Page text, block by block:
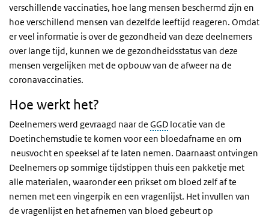
verschillende vaccinaties, hoe lang mensen beschermd zijn en
hoe verschillend mensen van dezelfde leeftijd reageren. Omdat
er veel informatie is over de gezondheid van deze deelnemers
over lange tijd, kunnen we de gezondheidsstatus van deze
mensen vergelijken met de opbouw van de afweer na de
coronavaccinaties.
Hoe werkt het?
Deelnemers werd gevraagd naar de GGD locatie van de
Doetinchemstudie te komen voor een bloedafname en om
neusvocht en speeksel af te laten nemen. Daarnaast ontvingen
Deelnemers op sommige tijdstippen thuis een pakketje met
alle materialen, waaronder een prikset om bloed zelf af te
nemen met een vingerpik en een vragenlijst. Het invullen van
de vragenlijst en het afnemen van bloed gebeurt op